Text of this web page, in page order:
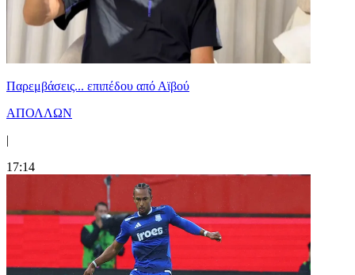
Παρεμβάσεις... επιπέδου από Αϊβού
ΑΠΟΛΛΩΝ
|
17:14